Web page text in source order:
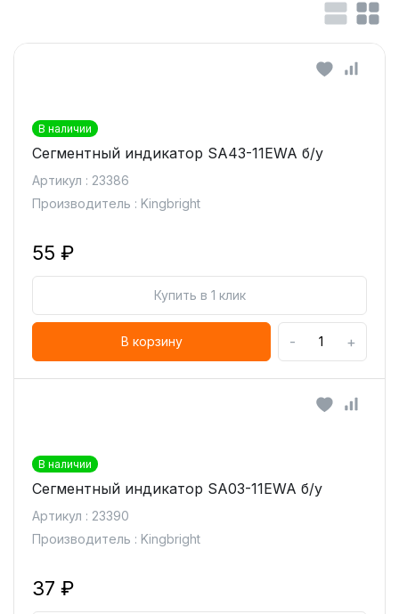
В наличии
Сегментный индикатор SA43-11EWA б/у
Артикул : 23386
Производитель : Kingbright
55 ₽
Купить в 1 клик
В корзину - +
В наличии
Сегментный индикатор SA03-11EWA б/у
Артикул : 23390
Производитель : Kingbright
37 ₽